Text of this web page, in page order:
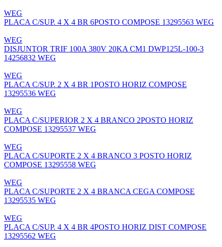
WEG
PLACA C/SUP. 4 X 4 BR 6POSTO COMPOSE 13295563 WEG
WEG
DISJUNTOR TRIF 100A 380V 20KA CM1 DWP125L-100-3
14256832 WEG
WEG
PLACA C/SUP. 2 X 4 BR 1POSTO HORIZ COMPOSE
13295536 WEG
WEG
PLACA C/SUPERIOR 2 X 4 BRANCO 2POSTO HORIZ
COMPOSE 13295537 WEG
WEG
PLACA C/SUPORTE 2 X 4 BRANCO 3 POSTO HORIZ
COMPOSE 13295558 WEG
WEG
PLACA C/SUPORTE 2 X 4 BRANCA CEGA COMPOSE
13295535 WEG
WEG
PLACA C/SUP. 4 X 4 BR 4POSTO HORIZ DIST COMPOSE
13295562 WEG